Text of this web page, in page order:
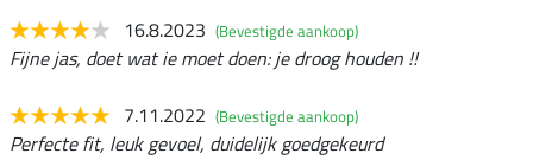
16.8.2023 (Bevestigde aankoop)
Fijne jas, doet wat ie moet doen: je droog houden !!
7.11.2022 (Bevestigde aankoop)
Perfecte fit, leuk gevoel, duidelijk goedgekeurd